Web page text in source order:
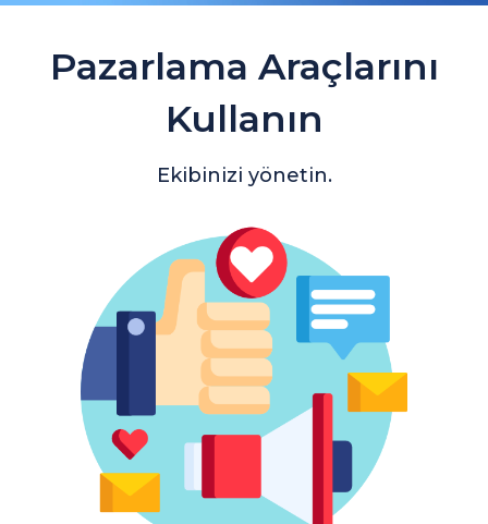
Pazarlama Araçlarını
Kullanın
Ekibinizi yönetin.